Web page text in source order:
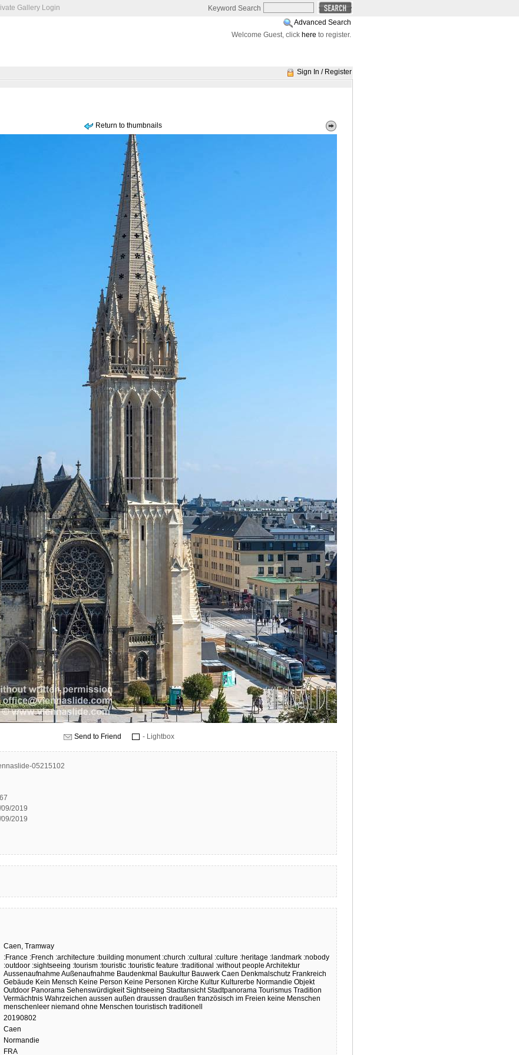
Gallery Login
Keyword Search
Advanced Search
Welcome Guest, click here to register.
Sign In / Register
Return to thumbnails
Send to Friend - Lightbox
05215102
2019
2019
Caen, Tramway
:France :French :architecture :building monument :church :cultural :culture :heritage :landmark :nobody
:outdoor :sightseeing :tourism :touristic :touristic feature :traditional :without people Architektur
Aussenaufnahme Außenaufnahme Baudenkmal Baukultur Bauwerk Caen Denkmalschutz Frankreich
Gebäude Kein Mensch Keine Person Keine Personen Kirche Kultur Kulturerbe Normandie Objekt
Outdoor Panorama Sehenswürdigkeit Sightseeing Stadtansicht Stadtpanorama Tourismus Tradition
Vermächtnis Wahrzeichen aussen außen draussen draußen französisch im Freien keine Menschen
menschenleer niemand ohne Menschen touristisch traditionell
20190802
Caen
Normandie
FRA